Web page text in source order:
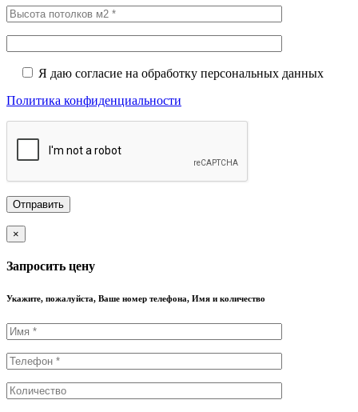
Я даю согласие на обработку персональных данных
Политика конфиденциальности
×
Запросить цену
Укажите, пожалуйста, Ваше номер телефона, Имя и количество